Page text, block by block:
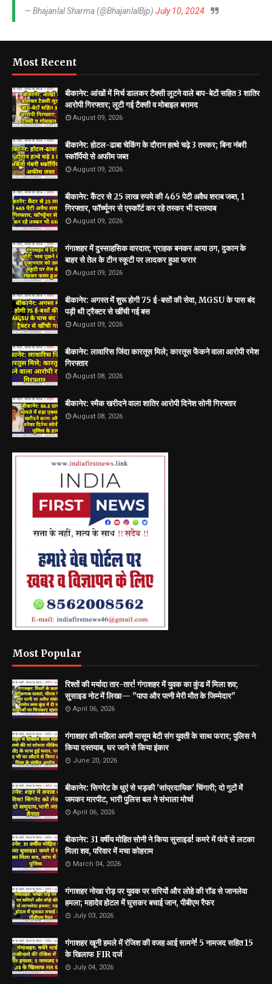
— Bhajanlal Sharma (@BhajanlalBjp) July 10, 2024
Most Recent
बीकानेर: आंखों में मिर्च डालकर टैक्सी लूटने वाले बाप-बेटों सहित 3 शातिर
आरोपी गिरफ्तार; लूटी गई टैक्सी व मोबाइल बरामद
August 09, 2026
बीकानेर: ​होटल-ढाबा चेकिंग के दौरान हत्थे चढ़े 3 तस्कर; बिना नंबरी
स्कॉर्पियो से अफीम जब्त
August 09, 2026
बीकानेर: कैंटर से 25 लाख रुपये की 465 पेटी अवैध शराब जब्त, 1
गिरफ्तार, फॉर्च्यूनर से एस्कॉर्ट कर रहे तस्कर भी दस्तयाब
August 09, 2026
गंगाशहर में दुस्साहसिक वारदात; ग्राहक बनकर आया ठग, दुकान के
बाहर से तेल के टीन स्कूटी पर लादकर हुआ फरार
August 09, 2026
बीकानेर: अगस्त में शुरू होगी 75 ई-बसों की सेवा, MGSU के पास बंद
पड़ी थी ट्रैक्टर से खींची गई बस
August 09, 2026
बीकानेर: लावारिस जिंदा कारतूस मिले; कारतूस फेंकने वाला आरोपी रमेश
गिरफ्तार
August 08, 2026
बीकानेर: स्मैक खरीदने वाला शातिर आरोपी दिनेश सोनी गिरफ्तार
August 08, 2026
Most Popular
रिश्तों की मर्यादा तार-तार! गंगाशहर में युवक का कुंड में मिला शव;
सुसाइड नोट में लिखा— "पापा और पत्नी मेरी मौत के जिम्मेदार"
April 06, 2026
गंगाशहर की महिला अपनी मासूम बेटी संग युवती के साथ फरार; पुलिस ने
किया दस्तयाब, घर जाने से किया इंकार
June 20, 2026
बीकानेर: सिगरेट के धुएं से भड़की 'सांप्रदायिक' चिंगारी; दो गुटों में
जमकर मारपीट, भारी पुलिस बल ने संभाला मोर्चा
April 06, 2026
बीकानेर: 31 वर्षीय मोहित सोनी ने किया सुसाइड! कमरे में फंदे से लटका
मिला शव, परिवार में मचा कोहराम
March 04, 2026
गंगाशहर नोखा रोड़ पर युवक पर सरियों और लोहे की रॉड से जानलेवा
हमला; महादेव होटल में घुसकर बचाई जान, पीबीएम रैफर
July 03, 2026
गंगाशहर खूनी हमले में रंजिश की वजह आई सामने! 5 नामजद सहित 15
के खिलाफ FIR दर्ज
July 04, 2026